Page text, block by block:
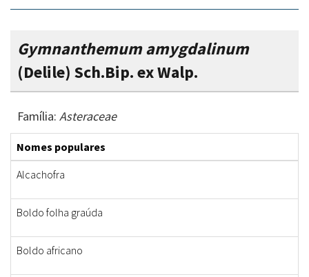
Gymnanthemum amygdalinum
(Delile) Sch.Bip. ex Walp.
Família: Asteraceae
Nomes populares
Alcachofra
Boldo folha graúda
Boldo africano